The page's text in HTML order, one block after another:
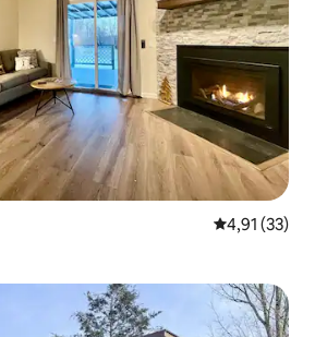
4,91 av 5 i
4,91 (33)